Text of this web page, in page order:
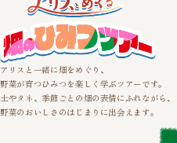
アリスと一緒に畑をめぐり、
野菜が育つひみつを楽しく学ぶツアーです。
土やタネ、季節ごとの畑の表情にふれながら、
野菜のおいしさのはじまりに出会えます。